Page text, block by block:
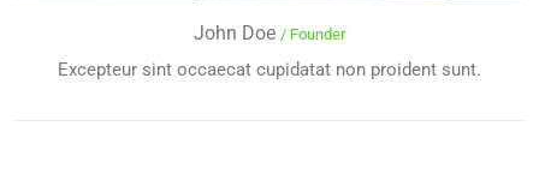
John Doe / Founder
Excepteur sint occaecat cupidatat non proident sunt.